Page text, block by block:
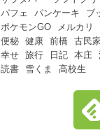
パフェ
パンケーキ ブ
ポケモンGO
メルカリ
便秘 健康 前橋 古民
幸せ 旅行 日記 本庄
読書
雪くま 高校生